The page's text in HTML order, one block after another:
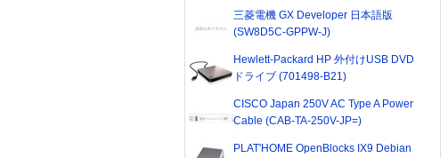
三菱電機 GX Developer 日本語版
(SW8D5C-GPPW-J)
Hewlett-Packard HP 外付けUSB DVD
ドライブ (701498-B21)
CISCO Japan 250V AC Type A Power
Cable (CAB-TA-250V-JP=)
PLAT'HOME OpenBlocks IX9 Debian